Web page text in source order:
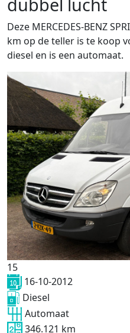
Deze MERCEDES-BENZ
km op de teller is te koop
diesel en is een automaat.
15
16-10-2012
Diesel
Automaat
346.121 km